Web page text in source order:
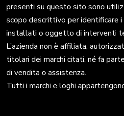
presenti su questo sito sono
scopo descrittivo per
installati o oggetto di interventi
L’azienda non è affiliata,
titolari dei marchi citati, né fa
di vendita o assistenza.
Tutti i marchi e loghi